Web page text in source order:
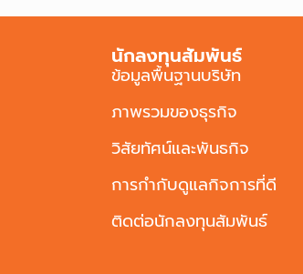
นักลงทุนสัมพันธ์
ข้อมูลพื้นฐานบริษัท
ภาพรวมของธุรกิจ
วิสัยทัศน์และพันธกิจ
การกำกับดูแลกิจการที่ดี
ติดต่อนักลงทุนสัมพันธ์